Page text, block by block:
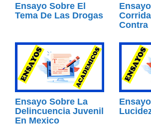
Ensayo Sobre El
Tema De Las Drogas
Contra
Ensayo Sobre La
Delincuencia Juvenil
En Mexico